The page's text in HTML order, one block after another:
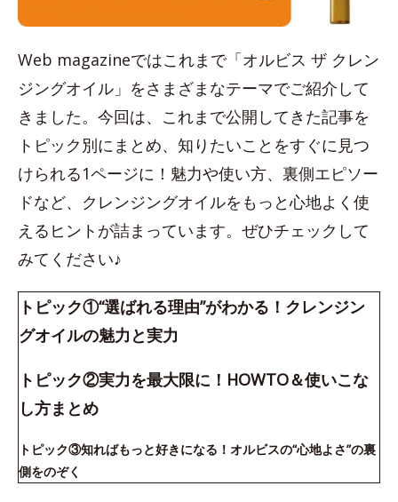
Web magazineではこれまで「オルビス ザ クレン
ジングオイル」をさまざまなテーマでご紹介して
きました。今回は、これまで公開してきた記事を
トピック別にまとめ、知りたいことをすぐに見つ
けられる1ページに！魅力や使い方、裏側エピソー
ドなど、クレンジングオイルをもっと心地よく使
えるヒントが詰まっています。ぜひチェックして
みてください♪
トピック①“選ばれる理由”がわかる！クレンジン
グオイルの魅力と実力
トピック②実力を最大限に！HOWTO＆使いこな
し方まとめ
トピック③知ればもっと好きになる！オルビスの“心地よさ”の裏
側をのぞく